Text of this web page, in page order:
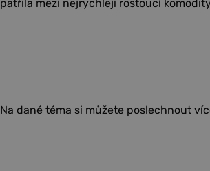
patřila mezi nejrychleji rostoucí
Na dané téma si můžete poslechnout